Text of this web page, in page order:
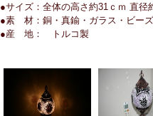
●サイズ：全体の高さ約31ｃｍ 直径
●素 材：銅・真鍮・ガラス・ビーズ
●産 地： トルコ製